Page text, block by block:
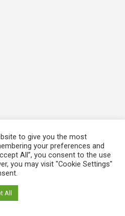
to give you the most
your preferences and
All”, you consent to the use
you may visit "Cookie Settings"
All